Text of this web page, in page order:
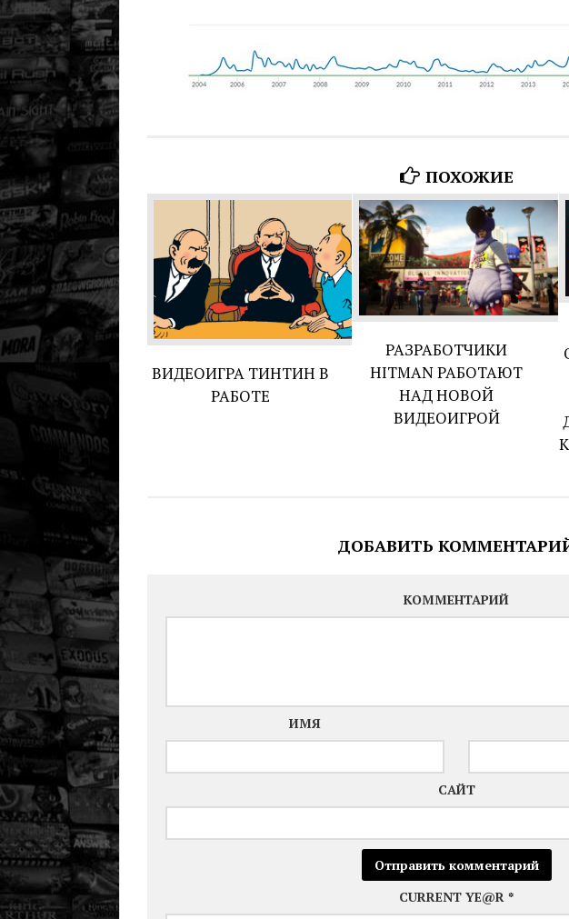
ПОХОЖИЕ
ВИДЕОИГРА ТИНТИН В
РАБОТЕ
РАЗРАБОТЧИКИ
HITMAN РАБОТАЮТ
НАД НОВОЙ
ВИДЕОИГРОЙ
ДОБАВИТЬ
КОММЕНТАРИЙ
ИМЯ
САЙТ
CURRENT YE@R *